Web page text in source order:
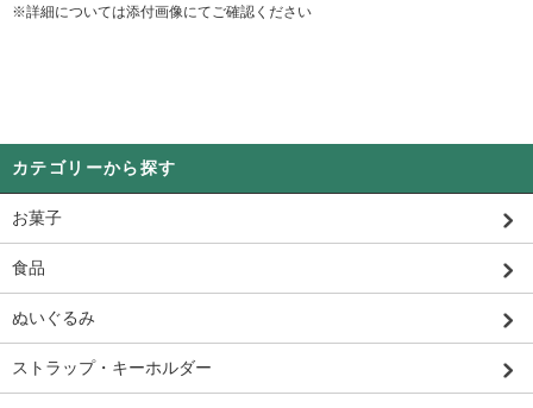
※詳細については添付画像にてご確認ください
カテゴリーから探す
お菓子
食品
ぬいぐるみ
ストラップ・キーホルダー